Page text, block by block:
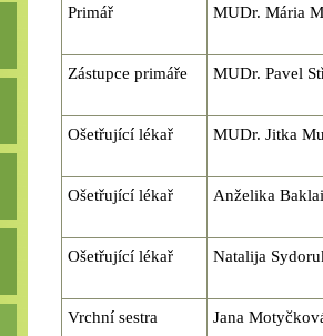
Primář MUDr. Mária
Zástupce primáře MUDr. Pavel
Ošetřující lékař MUDr. Jitka
Ošetřující lékař Anželika
Ošetřující lékař Natalija
Vrchní sestra Jana